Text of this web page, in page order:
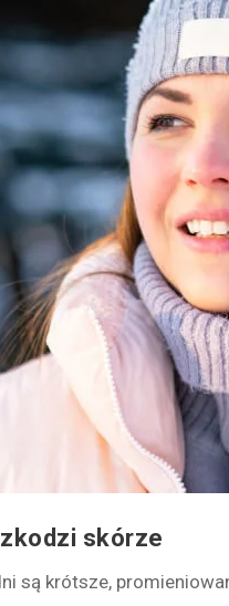
skórze
są krótsze,